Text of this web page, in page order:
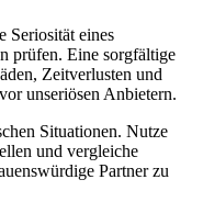
Seriosität eines
prüfen. Eine sorgfältige
Zeitverlusten und
unseriösen Anbietern.
Situationen. Nutze
und vergleiche
Partner zu